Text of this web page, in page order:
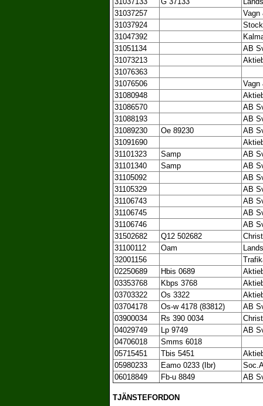
31037257
Vagn
31037924
31047392
31051134
AB
31073213
31076363
31076506
Vagn
31080948
31086570
AB
31088193
AB
31089230
Oe 89230
AB
31091690
31101323
Samp
AB
31101340
Samp
AB
31105092
AB
31105329
AB
31106743
AB
31106745
AB
31106746
AB
31502682
Q12 502682
31100112
Oam
32001156
02250689
Hbis 0689
03353768
Kbps 3768
03703322
Os 3322
03704178
Os-w 4178 (83812)
AB
03900034
Rs 390 0034
04029749
Lp 9749
AB
04706018
Smms 6018
05715451
Tbis 5451
05980233
Eamo 0233 (Ibr)
06018849
Fb-u 8849 AB
TJÄNSTEFORDON